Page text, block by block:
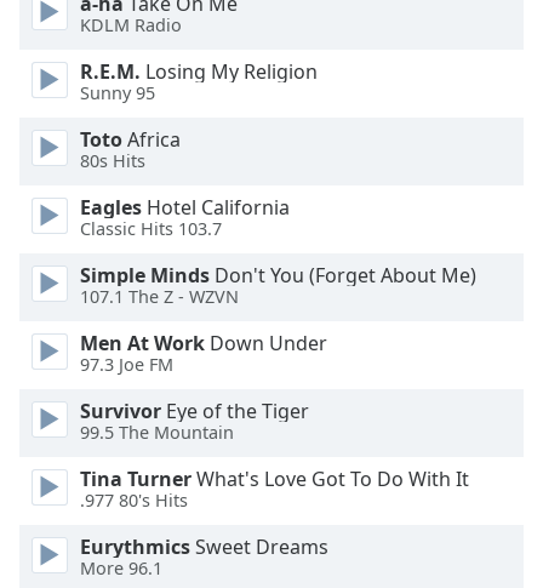
Background
Color
Opacity
Font
Size
Text
Edge
Style
Font
KDLM Radio
R.E.M. Losing My Religion
Sunny 95
TotoAfrica
80s Hits
Eagles Hotel California
Classic Hits 103.7
Simple Minds Don't You (Forget About Me)
107.1 The Z - WZVN
Men At Work Down Under
97.3 Joe FM
Survivor Eye of the Tiger
99.5 The Mountain
Tina TurnerWhat's Love Got To Do With It
.977 80's Hits
EurythmicsSweet Dreams
More 96.1